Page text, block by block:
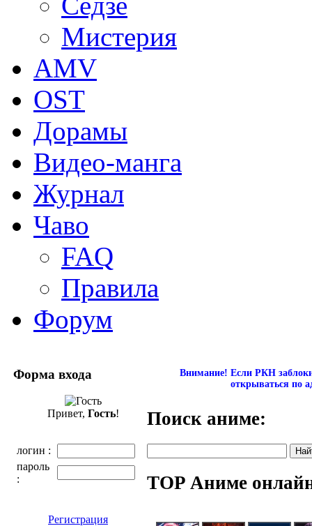
Мистерия
AMV
OST
Дорамы
Видео-манга
Журнал
Чаво
FAQ
Правила
Форум
Форма входа
Привет, Гость!
логин :
пароль
:
Регистрация
Внимание! Если РКН
открываться по
Поиск аниме:
TOP Аниме